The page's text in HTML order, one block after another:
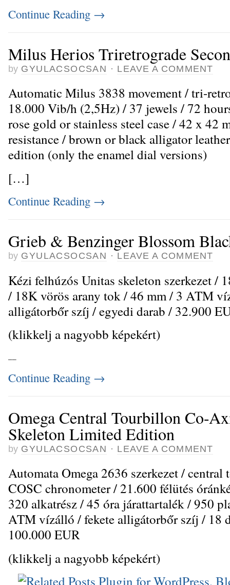
Continue Reading →
Milus Herios Triretrograde
by GYULACSOCSAN · LEAVE A COMMENT
Automatic Milus 3838 movement / tri-
18.000 Vib/h (2,5Hz) / 37 jewels / 72
rose gold or stainless steel case / 42 x 42
resistance / brown or black alligator
edition (only the enamel dial versions)
[…]
Continue Reading →
Grieb & Benzinger Blossom
by GYULACSOCSAN · LEAVE A COMMENT
Kézi felhúzós Unitas skeleton szerkezet /
/ 18K vörös arany tok / 46 mm / 3 ATM
alligátorbőr szíj / egyedi darab / 32.900
(klikkelj a nagyobb képekért)
Continue Reading →
Omega Central Tourbillon Co-
Skeleton Limited Edition
by GYULACSOCSAN · LEAVE A COMMENT
Automata Omega 2636 szerkezet /
COSC chronometer / 21.600 félütés
320 alkatrész / 45 óra járattartalék / 950
ATM vízálló / fekete alligátorbőr szíj / 18
100.000 EUR
(klikkelj a nagyobb képekért)